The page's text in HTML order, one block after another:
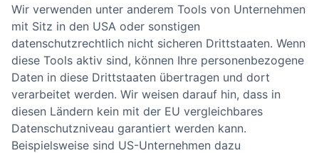
Wir verwenden unter anderem Tools von Unternehmen
mit Sitz in den USA oder sonstigen
datenschutzrechtlich nicht sicheren Drittstaaten. Wenn
diese Tools aktiv sind, können Ihre personenbezogene
Daten in diese Drittstaaten übertragen und dort
verarbeitet werden. Wir weisen darauf hin, dass in
diesen Ländern kein mit der EU vergleichbares
Datenschutzniveau garantiert werden kann.
Beispielsweise sind US-Unternehmen dazu